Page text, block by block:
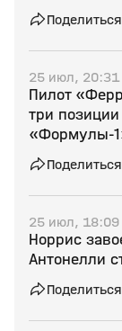
Поделиться
25 июл, 20:31
Пилот
три позиции
Поделиться
25 июл, 18:09
Норрис
Антонелли
Поделиться